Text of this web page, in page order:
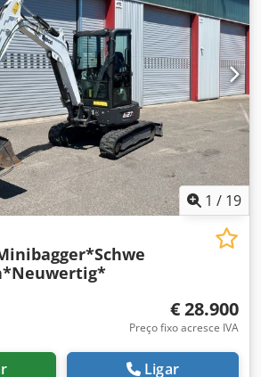
1 / 19
€ 28.900
Preço fixo acresce IVA
Ligar